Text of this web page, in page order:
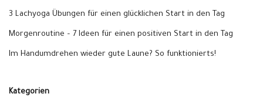
3 Lachyoga Übungen für einen glücklichen Start in den Tag
Morgenroutine – 7 Ideen für einen positiven Start in den Tag
Im Handumdrehen wieder gute Laune? So funktionierts!
Kategorien